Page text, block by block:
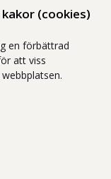
(cookies)
en förbättrad
att viss
hälso- och